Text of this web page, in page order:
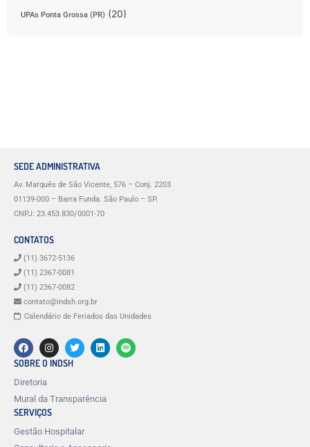
UPAs Ponta Grossa (PR) (20)
SEDE ADMINISTRATIVA
Av. Marquês de São Vicente, 576 – Conj. 2203
01139-000 – Barra Funda. São Paulo – SP.
CNPJ: 23.453.830/0001-70
CONTATOS
(11) 3672-5136
(11) 2367-0081
(11) 2367-0082
contato@indsh.org.br
Calendário de Feriados das Unidades
SOBRE O INDSH
Diretoria
Mural da Transparência
SERVIÇOS
Gestão Hospitalar